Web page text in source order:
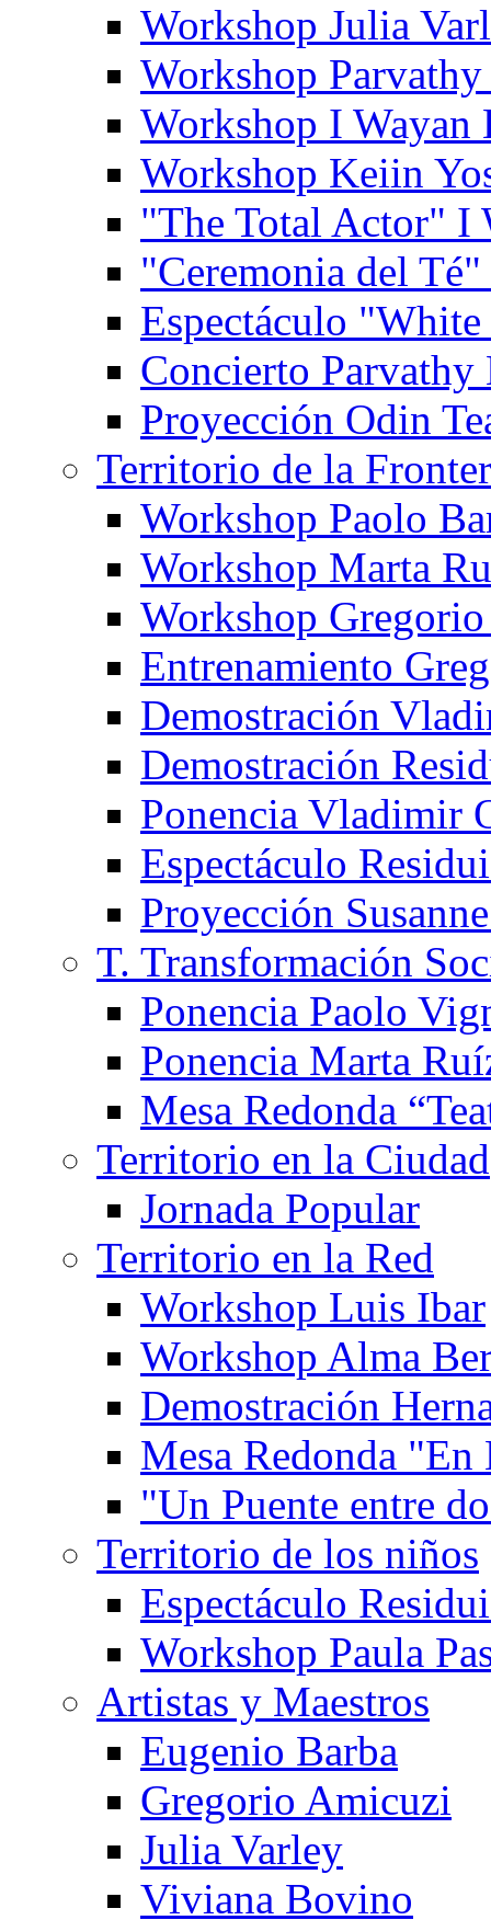
Workshop Julia
Workshop
Workshop I Wayan
Workshop Keiin
"The Total Actor" I
"Ceremonia del
Espectáculo
Concierto Parvathy
Proyección Odin
Territorio de la
Workshop Paolo
Workshop Marta
Workshop
Entrenamiento
Demostración
Demostración
Ponencia Vladimir
Espectáculo
Proyección
T. Transformación
Ponencia Paolo
Ponencia Marta
Mesa Redonda
Territorio en la Ciudad
Jornada Popular
Territorio en la Red
Workshop Luis Ibar
Workshop Alma
Demostración
Mesa Redonda
"Un Puente entre
Territorio de los niños
Espectáculo
Workshop Paula
Artistas y Maestros
Eugenio Barba
Gregorio Amicuzi
Julia Varley
Viviana Bovino